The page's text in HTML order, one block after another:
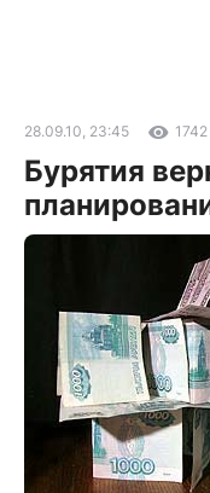
28.09.10, 23:45 1742
Бурятия